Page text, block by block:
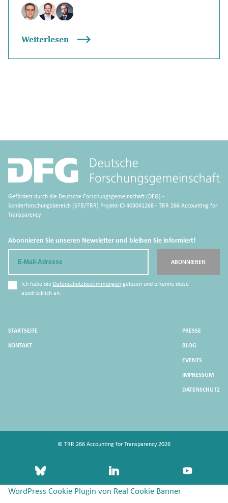
Weiterlesen
Gefördert durch die Deutsche Forschungsgemeinschaft (DFG) -
Sonderforschungsbereich (SFB/TRR) Projekt-ID 403041268 - TRR 266 Accounting for
Transparency
Abonnieren Sie unseren Newsletter und bleiben Sie informiert!
Ich habe die Datenschutzbestimmungengelesen und erkenne diese
ausdrücklich an.
ABONNIEREN
STARTSEITE
KONTAKT
PRESSE
BLOG
EVENTS
IMPRESSUM
DATENSCHUTZ
© TRR 266 Accounting for Transparency 2026
bluesky linkedin youtube
WordPress Cookie Plugin von Real Cookie Banner